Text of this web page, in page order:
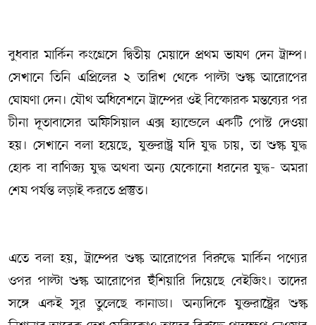
বুধবার মার্কিন কংগ্রেসে দ্বিতীয় মেয়াদে প্রথম ভাষণ দেন ট্রাম্প।
সেখানে তিনি এপ্রিলের ২ তারিখ থেকে পাল্টা শুল্ক আরোপের
ঘোষণা দেন। যৌথ অধিবেশনে ট্রাম্পের ওই বিস্ফোরক মন্তব্যের পর
চীনা দূতাবাসের অফিসিয়াল এক্স হ্যান্ডেলে একটি পোস্ট দেওয়া
হয়। সেখানে বলা হয়েছে, যুক্তরাষ্ট্র যদি যুদ্ধ চায়, তা শুল্ক যুদ্ধ
হোক বা বাণিজ্য যুদ্ধ অথবা অন্য যেকোনো ধরনের যুদ্ধ- অমরা
শেষ পর্যন্ত লড়াই করতে প্রস্তুত।
এতে বলা হয়, ট্রাম্পের শুল্ক আরোপের বিরুদ্ধে মার্কিন পণ্যের
ওপর পাল্টা শুল্ক আরোপের হুঁশিয়ারি দিয়েছে বেইজিং। তাদের
সঙ্গে একই সুর তুলেছে কানাডা। অন্যদিকে যুক্তরাষ্ট্রের শুল্ক